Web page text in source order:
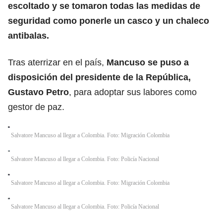
escoltado y se tomaron todas las medidas de
seguridad como ponerle un casco y un chaleco
antibalas.
Tras aterrizar en el país, Mancuso se puso a
disposición del presidente de la República,
Gustavo Petro, para adoptar sus labores como
gestor de paz.
Salvatore Mancuso al llegar a Colombia. Foto: Migración Colombia
Salvatore Mancuso al llegar a Colombia. Foto: Policía Nacional
Salvatore Mancuso al llegar a Colombia. Foto: Migración Colombia
Salvatore Mancuso al llegar a Colombia. Foto: Policía Nacional